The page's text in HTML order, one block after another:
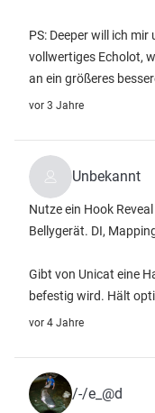
PS: Deeper will ich
vollwertiges Echolot,
an ein größeres
vor 3 Jahre
Unbekannt
Nutze ein Hook
Bellygerät. DI,
Gibt von Unicat eine
befestig wird. Hält
vor 4 Jahre
/-/e_@d